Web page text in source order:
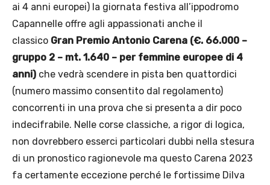
ai 4 anni europei) la giornata festiva all’ippodromo
Capannelle offre agli appassionati anche il
classico Gran Premio Antonio Carena (€. 66.000 –
gruppo 2 – mt. 1.640 – per femmine europee di 4
anni) che vedrà scendere in pista ben quattordici
(numero massimo consentito dal regolamento)
concorrenti in una prova che si presenta a dir poco
indecifrabile. Nelle corse classiche, a rigor di logica,
non dovrebbero esserci particolari dubbi nella stesura
di un pronostico ragionevole ma questo Carena 2023
fa certamente eccezione perché le fortissime Dilva